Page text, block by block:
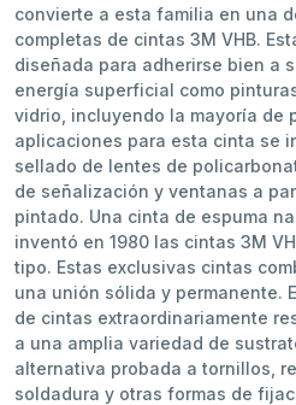
convierte a esta familia en una
completas de cintas 3M VHB.
diseñada para adherirse bien a
energía superficial como
vidrio, incluyendo la mayoría de
aplicaciones para esta cinta se
sellado de lentes de
de señalización y ventanas a
pintado. Una cinta de espuma
inventó en 1980 las cintas 3M
tipo. Estas exclusivas cintas
una unión sólida y permanente.
de cintas extraordinariamente
a una amplia variedad de
alternativa probada a tornillos,
soldadura y otras formas de